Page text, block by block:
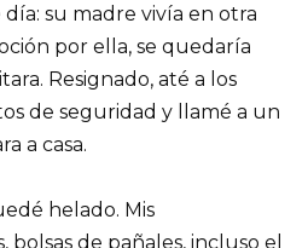
su madre vivía en otra
por ella, se quedaría
Resignado, até a los
de seguridad y llamé a un
a casa.
helado. Mis
bolsas de pañales, incluso el